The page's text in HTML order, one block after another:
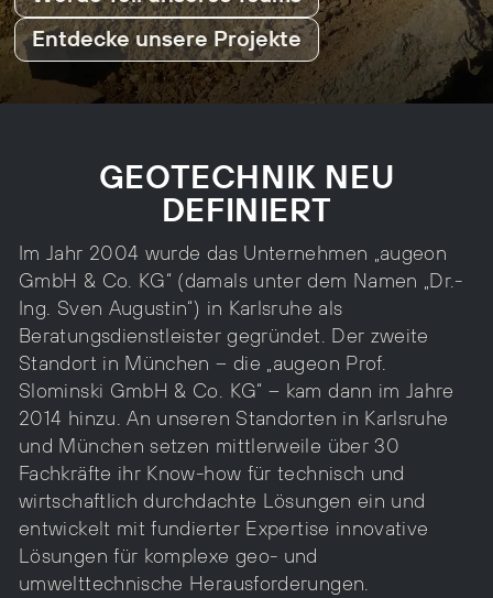
Entdecke unsere Projekte
GEOTECHNIK NEU
DEFINIERT
Im Jahr 2004 wurde das Unternehmen „augeon
GmbH & Co. KG“ (damals unter dem Namen „Dr.-
Ing. Sven Augustin“) in Karlsruhe als
Beratungsdienstleister gegründet. Der zweite
Standort in München – die „augeon Prof.
Slominski GmbH & Co. KG“ – kam dann im Jahre
2014 hinzu. An unseren Standorten in Karlsruhe
und München setzen mittlerweile über 30
Fachkräfte ihr Know-how für technisch und
wirtschaftlich durchdachte Lösungen ein und
entwickelt mit fundierter Expertise innovative
Lösungen für komplexe geo- und
umwelttechnische Herausforderungen.